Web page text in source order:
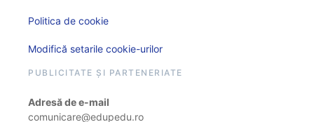
Politica de cookie
Modifică setarile cookie-urilor
PUBLICITATE ȘI PARTENERIATE
Adresă de e-mail
comunicare@edupedu.ro